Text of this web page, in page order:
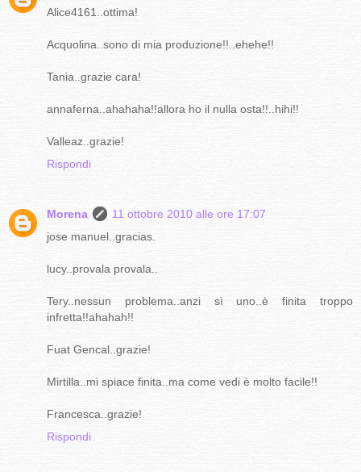
Alice4161..ottima!
Acquolina..sono di mia produzione!!..ehehe!!
Tania..grazie cara!
annaferna..ahahaha!!allora ho il nulla osta!!..hihi!!
Valleaz..grazie!
Rispondi
Morena
11 ottobre 2010 alle ore 17:07
jose manuel..gracias.
lucy..provala provala..
Tery..nessun problema..anzi sì uno..è finita troppo
infretta!!ahahah!!
Fuat Gencal..grazie!
Mirtilla..mi spiace finita..ma come vedi è molto facile!!
Francesca..grazie!
Rispondi